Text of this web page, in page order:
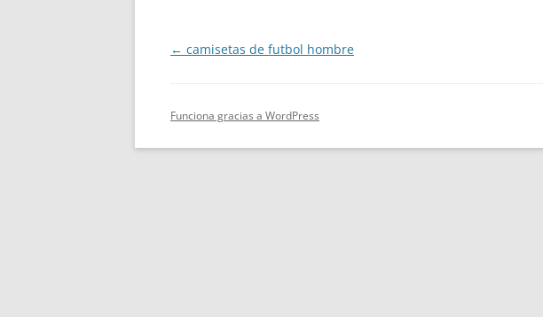
Navegación
← camisetas de futbol hombre
Funciona gracias a WordPress